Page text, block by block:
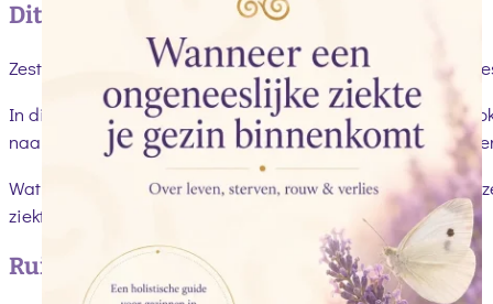
Dit is de gids die ik zelf zo nodig had…
Zestien jaar geleden werd onze dochter Annemarel
In die maanden veranderde niet alleen háár leven, maar
naar een manier om mezelf én mijn gezin bij elkaar te
Wat ik toen zocht, kon ik nergens vinden. Daarom heb ik
ziekte op een gezin vaak onzichtbaar blijft.
Ruimte voor herkenning en zachtheid